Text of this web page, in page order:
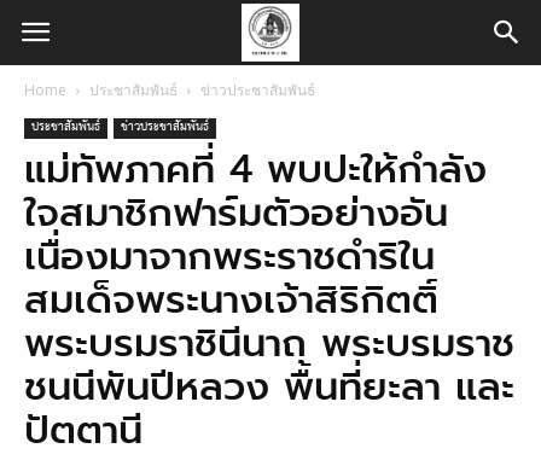
Home ประชาสัมพันธ์ ข่าวประชาสัมพันธ์
ประชาสัมพันธ์ ข่าวประชาสัมพันธ์
แม่ทัพภาคที่ 4 พบปะให้กำลัง
ใจสมาชิกฟาร์มตัวอย่างอัน
เนื่องมาจากพระราชดำริใน
สมเด็จพระนางเจ้าสิริกิตติ์
พระบรมราชินีนาถ พระบรมราช
ชนนีพันปีหลวง พื้นที่ยะลา และ
ปัตตานี